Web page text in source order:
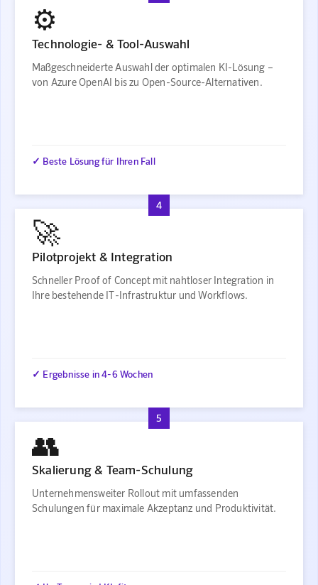
⚙️
Technologie- & Tool-Auswahl
Maßgeschneiderte Auswahl der optimalen KI-Lösung –
von Azure OpenAI bis zu Open-Source-Alternativen.
✓ Beste Lösung für Ihren Fall
4
🚀
Pilotprojekt & Integration
Schneller Proof of Concept mit nahtloser Integration in
Ihre bestehende IT-Infrastruktur und Workflows.
✓ Ergebnisse in 4-6 Wochen
5
👥
Skalierung & Team-Schulung
Unternehmensweiter Rollout mit umfassenden
Schulungen für maximale Akzeptanz und Produktivität.